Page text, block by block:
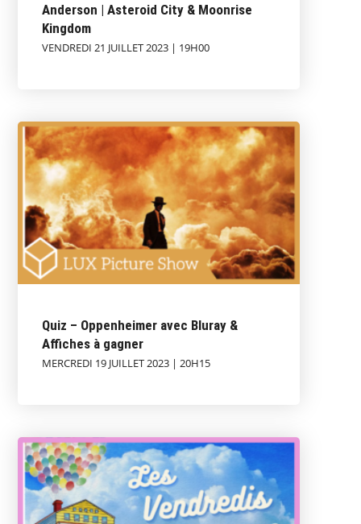
Anderson | Asteroid City & Moonrise
Kingdom
VENDREDI 21 JUILLET 2023 | 19H00
Quiz – Oppenheimer avec Bluray &
Affiches à gagner
MERCREDI 19 JUILLET 2023 | 20H15